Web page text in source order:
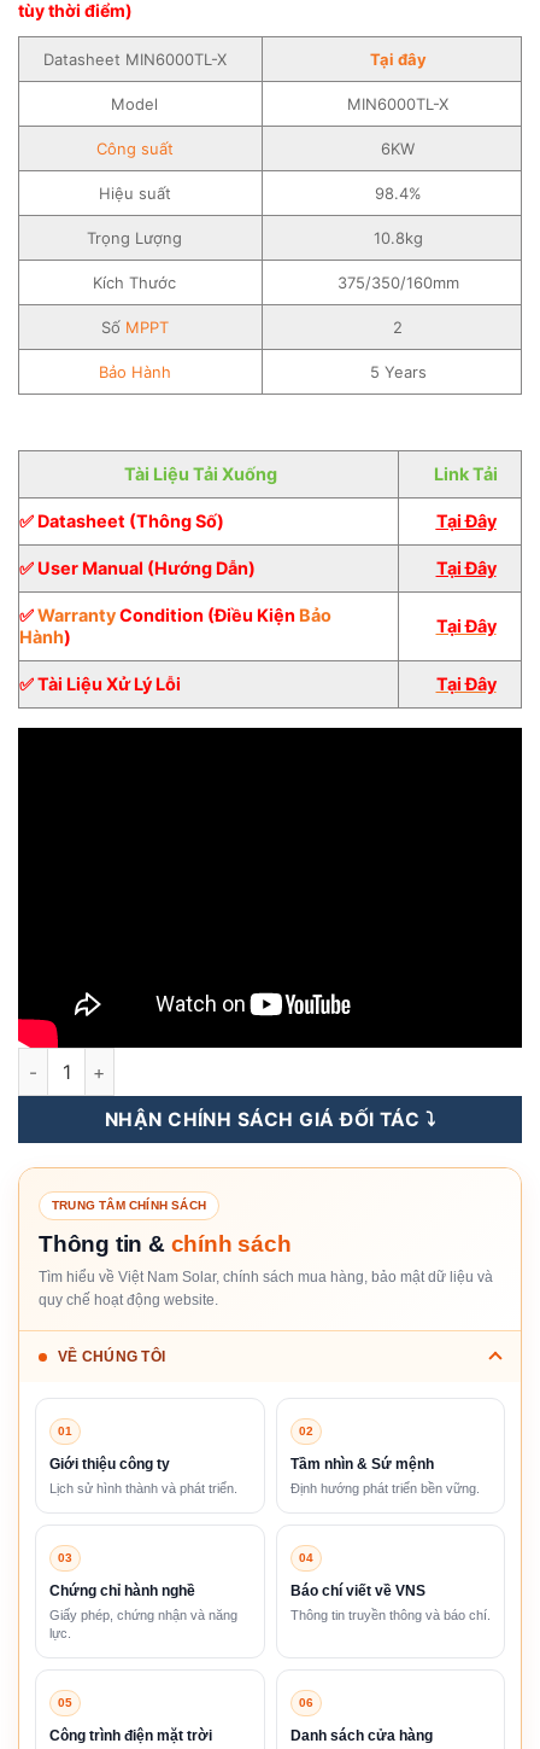
tùy thời điểm)
Datasheet MIN6000TL-X Tại đây
Model MIN6000TL-X
Công suất 6KW
Hiệu suất 98.4%
Trọng Lượng 10.8kg
Kích Thước 375/350/160mm
Số MPPT 2
Bảo Hành 5 Years
Tài Liệu Tải Xuống Link Tải
✅ Datasheet (Thông Số) Tại Đây
✅ User Manual (Hướng Dẫn) Tại Đây
✅WarrantyCondition (Điều Kiện Bảo
Hành)
Tại Đây
✅ Tài Liệu Xử Lý Lỗi Tại Đây
Inverter Hòa Lưới Growatt 6KW 1 pha [Giá Sỉ] số lượng
NHẬN CHÍNH SÁCH GIÁ ĐỐI TÁC ⤵️
TRUNG TÂM CHÍNH SÁCH
Thông tin & chính sách
Tìm hiểu về Việt Nam Solar, chính sách mua hàng, bảo mật dữ liệu và
quy chế hoạt động website.
VỀ CHÚNG TÔI
01
Giới thiệu công ty
Lịch sử hình thành và phát triển.
02
Tầm nhìn & Sứ mệnh
Định hướng phát triển bền vững.
03
Chứng chỉ hành nghề
Giấy phép, chứng nhận và năng
lực.
04
Báo chí viết về VNS
Thông tin truyền thông và báo chí.
05
Công trình điện mặt trời
06
Danh sách cửa hàng